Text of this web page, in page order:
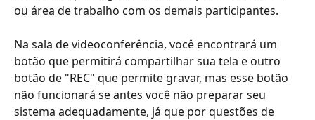
ou área de trabalho com os demais participantes.
Na sala de videoconferência, você encontrará um
botão que permitirá compartilhar sua tela e outro
botão de "REC" que permite gravar, mas esse botão
não funcionará se antes você não preparar seu
sistema adequadamente, já que por questões de